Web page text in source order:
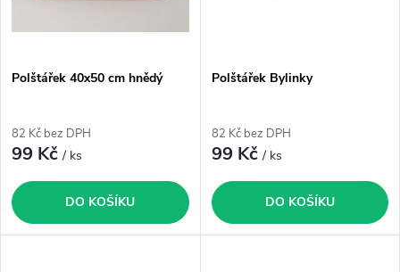
p
r
o
d
u
s
p
o
d
u
Polštářek 40x50 cm hnědý
82 Kč bez DPH
99 Kč/ ks
DO KOŠÍKU
Polštářek Bylinky
82 Kč bez DPH
99 Kč/ ks
DO KOŠÍKU